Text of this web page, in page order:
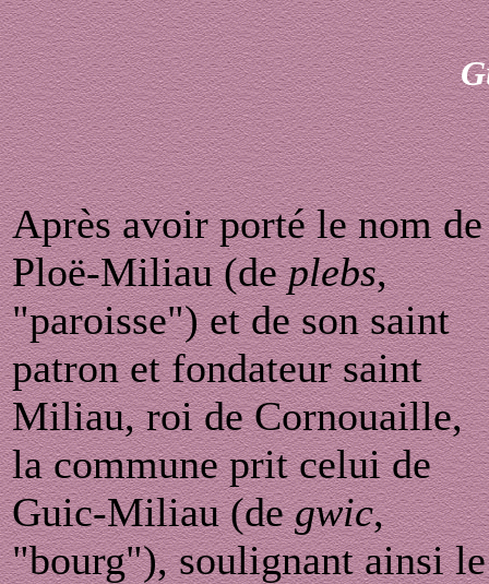
Après avoir porté le nom de
Ploë-Miliau (deplebs,
"paroisse") et de son saint
patron et fondateur saint
Miliau, roi de Cornouaille,
la commune prit celui de
Guic-Miliau (degwic,
"bourg"), soulignant ainsi le